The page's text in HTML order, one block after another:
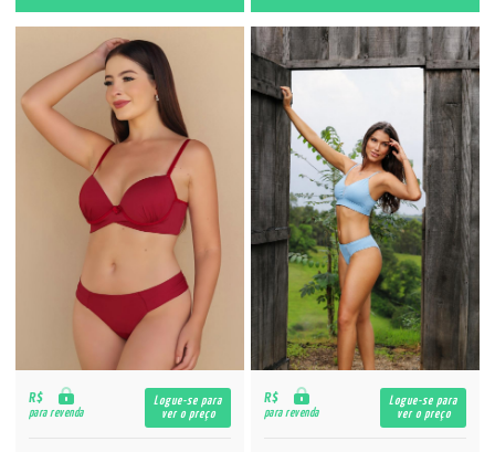
R$
para revenda
Logue-se para
ver o preço
R$
para revenda
Logue-se para
ver o preço